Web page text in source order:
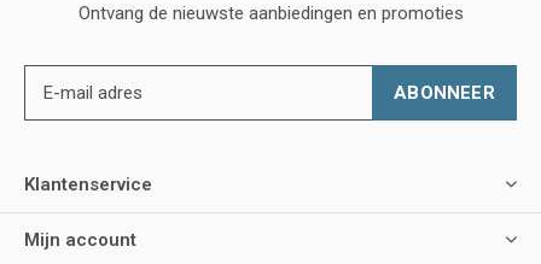
Ontvang de nieuwste aanbiedingen en promoties
ABONNEER
Klantenservice
Mijn account